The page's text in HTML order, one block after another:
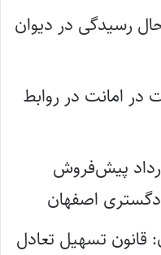
رسیدگی در دیوان
در امانت در روابط
پیش‌فروش
اصفهان
قانون تسهیل تعادل